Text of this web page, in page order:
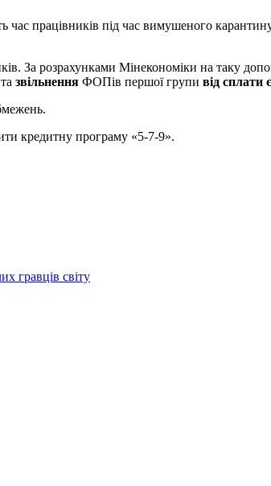
час працівників під час вимушеного
За розрахунками Мінекономіки на таку
та звільнення ФОПів першої групи від сплати
кредитну програму «5-7-9».
гравців світу